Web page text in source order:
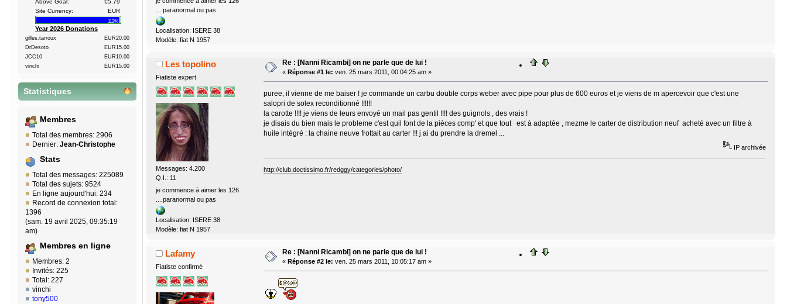
Above Goal:
€5.79
Site Currency:
EUR
112%
Year 2026 Donations
gilles.tarroux
EUR20.00
DrDesoto
EUR15.00
JCC10
EUR10.00
vinchi
EUR15.00
Statistiques
Membres
Total des membres: 2906
Dernier: Jean-Christophe
Stats
Total des messages: 225089
Total des sujets: 9524
En ligne aujourd'hui: 234
Record de connexion total:
1396
(sam. 19 avril 2025, 09:35:19
am)
Membres en ligne
Membres: 2
Invités: 225
Total: 227
vinchi
tony500
....paranormal ou pas
Localisation: ISERE 38
Modèle: fiat N 1957
Les topolino
Fiatiste expert
Messages: 4.200
Q.I.: 11
je commence à aimer les 126
....paranormal ou pas
Localisation: ISERE 38
Modèle: fiat N 1957
Re : [Nanni Ricambi] on ne parle que de lui !
« Réponse #1 le: ven. 25 mars 2011, 00:04:25 am »
puree, il vienne de me baiser ! je commande un carbu double corps weber avec pipe pour plus de 600 euros et je viens de m apercevoir que c'est une
salopri de solex reconditionné !!!!!!
la carotte !!!! je viens de leurs envoyé un mail pas gentil !!!! des guignols , des vrais !
je disais du bien mais le probleme c'est quil font de la pièces comp' et que tout est à adaptée , mezme le carter de distribution neuf acheté avec un filtre à
huile intégré : la chaine neuve frottait au carter !!! j ai du prendre la dremel ...
IP archivée
http://club.doctissimo.fr/redggy/categories/photo/
Lafamy
Fiatiste confirmé
Re : [Nanni Ricambi] on ne parle que de lui !
« Réponse #2 le: ven. 25 mars 2011, 10:05:17 am »